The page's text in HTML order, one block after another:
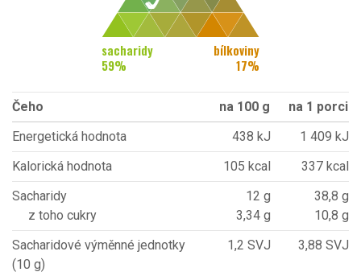
sacharidy
59%
bílkoviny
17%
Čeho na 100 g
na 1 porci
Energetická hodnota
438 kJ
1 409 kJ
Kalorická hodnota
105 kcal
337 kcal
Sacharidy
z toho cukry
12 g
3,34 g
38,8 g
10,8 g
Sacharidové výměnné jednotky
(10 g)
1,2 SVJ 3,88 SVJ